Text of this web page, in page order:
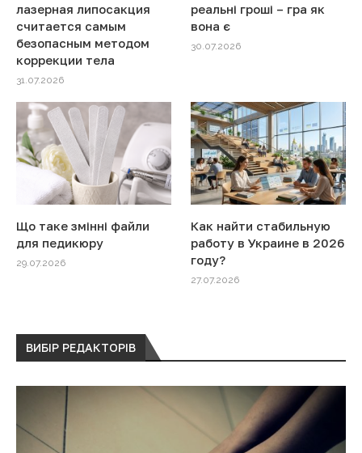
лазерная липосакция
считается самым
безопасным методом
коррекции тела
31.07.2026
реальні гроші – гра як
вона є
30.07.2026
Що таке змінні файли
для педикюру
29.07.2026
Как найти стабильную
работу в Украине в 2026
году?
27.07.2026
ВИБІР РЕДАКТОРІВ